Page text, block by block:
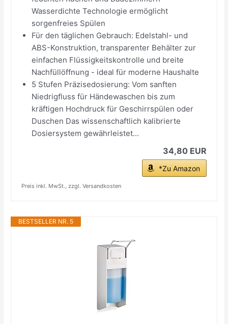
Wasserdichte Technologie ermöglicht
sorgenfreies Spülen
Für den täglichen Gebrauch: Edelstahl- und
ABS-Konstruktion, transparenter Behälter zur
einfachen Flüssigkeitskontrolle und breite
Nachfüllöffnung - ideal für moderne Haushalte
5 Stufen Präzisedosierung: Vom sanften
Niedrigfluss für Händewaschen bis zum
kräftigen Hochdruck für Geschirrspülen oder
Duschen Das wissenschaftlich kalibrierte
Dosiersystem gewährleistet...
34,80 EUR
*Zu Amazon
Preis inkl. MwSt., zzgl. Versandkosten
BESTSELLER NR. 5